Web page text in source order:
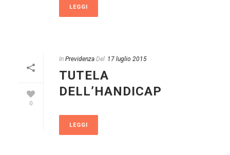
LEGGI
0
In Previdenza Del 17 luglio 2015
TUTELA
DELL’HANDICAP
LEGGI